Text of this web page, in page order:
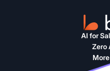
AI for
Zero